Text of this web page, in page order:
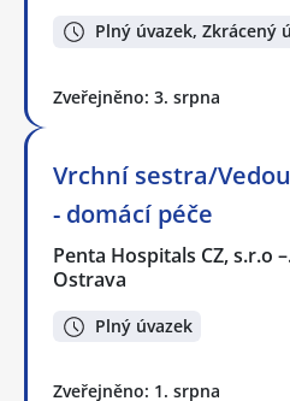
Plný úvazek, Zkrácený
Zveřejněno: 3. srpna
Vrchní sestra/
- domácí péče
Penta Hospitals CZ, s.r.o
Ostrava
Plný úvazek
Zveřejněno: 1. srpna